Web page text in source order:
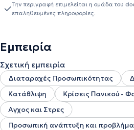
Μητρώο Εθελοντών Ψυχολόγων ΣΕΨ
ψυχολογικών υπηρεσιών σε
διαταραχές πρόληψης τροφής,
συναισθηματικών εξαρτήσεων,
Την περιγραφή επιμελείται η ομάδα του
επαληθευμένες πληροφορίες.
Εμπειρία
Σχετική εμπειρία
Διαταραχές Προσωπικότητας
Κατάθλιψη
Κρίσεις Πανικού -
Αγχος και Στρες
Προσωπική ανάπτυξη και